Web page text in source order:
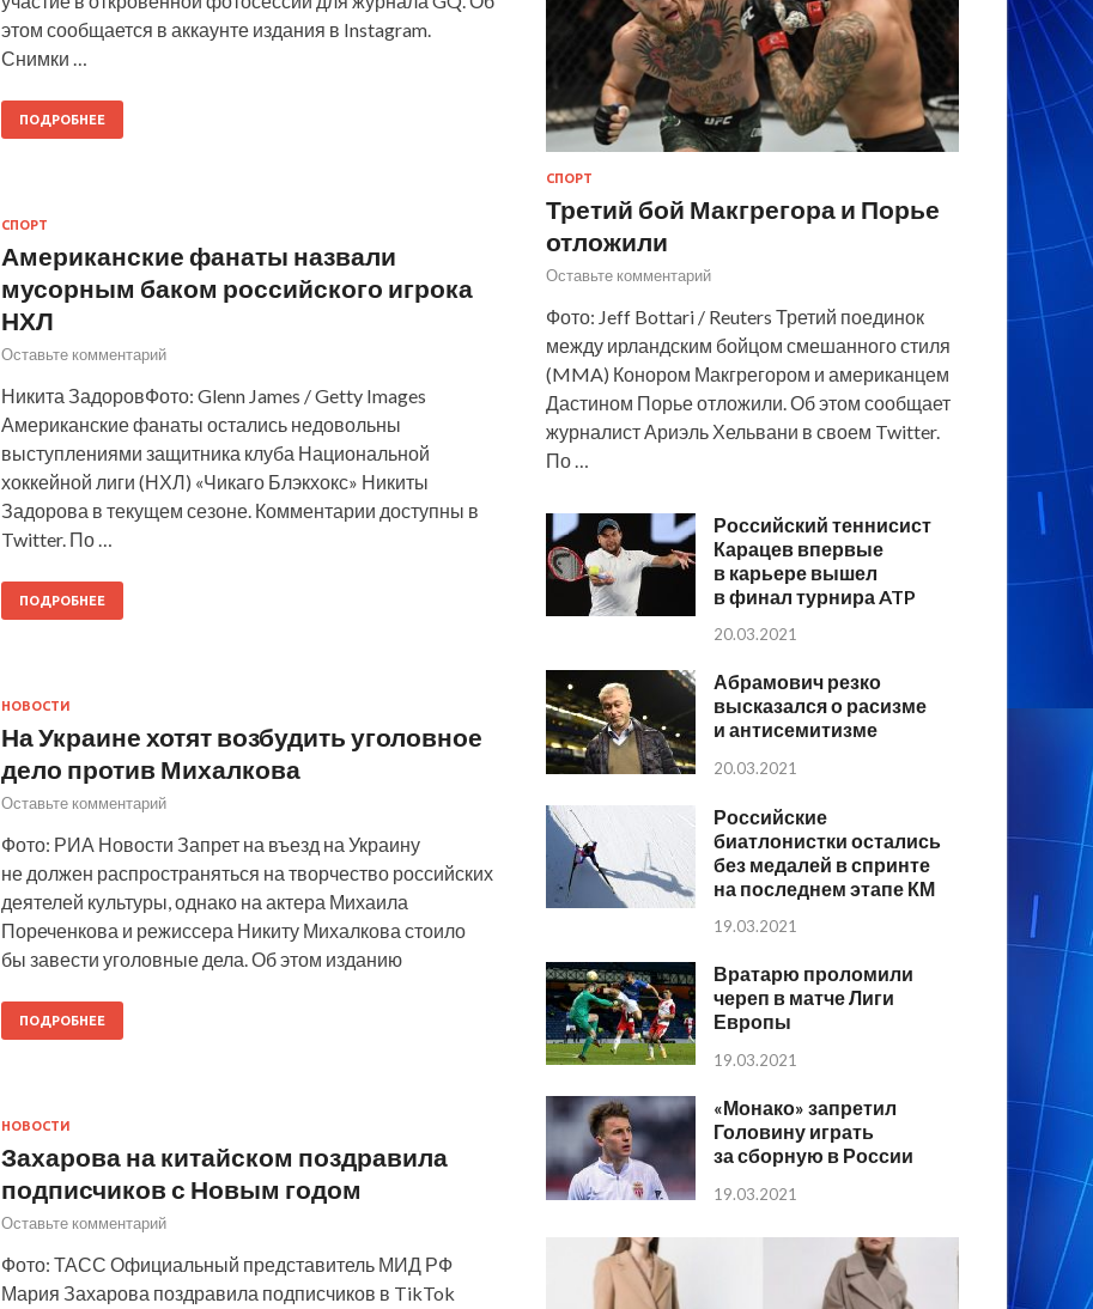
этом сообщается в аккаунте издания в Instagram.
Снимки …
ПОДРОБНЕЕ
СПОРТ
Американские фанаты назвали
мусорным баком российского игрока
НХЛ
Оставьте комментарий
Никита ЗадоровФото: Glenn James / Getty Images
Американские фанаты остались недовольны
выступлениями защитника клуба Национальной
хоккейной лиги (НХЛ) «Чикаго Блэкхокс» Никиты
Задорова в текущем сезоне. Комментарии доступны в
Twitter. По …
ПОДРОБНЕЕ
НОВОСТИ
На Украине хотят возбудить уголовное
дело против Михалкова
Оставьте комментарий
Фото: РИА Новости Запрет на въезд на Украину
не должен распространяться на творчество российских
деятелей культуры, однако на актера Михаила
Пореченкова и режиссера Никиту Михалкова стоило
бы завести уголовные дела. Об этом изданию
ПОДРОБНЕЕ
НОВОСТИ
Захарова на китайском поздравила
подписчиков с Новым годом
Оставьте комментарий
Фото: ТАСС Официальный представитель МИД РФ
Мария Захарова поздравила подписчиков в TikTok
СПОРТ
Третий бой Макгрегора и Порье
отложили
Оставьте комментарий
Фото: Jeff Bottari / Reuters Третий поединок
между ирландским бойцом смешанного стиля
(MMA) Конором Макгрегором и американцем
Дастином Порье отложили. Об этом сообщает
журналист Ариэль Хельвани в своем Twitter.
По …
Российский теннисист
Карацев впервые
в карьере вышел
в финал турнира ATP
20.03.2021
Абрамович резко
высказался о расизме
и антисемитизме
20.03.2021
Российские
биатлонистки остались
без медалей в спринте
на последнем этапе КМ
19.03.2021
Вратарю проломили
череп в матче Лиги
Европы
19.03.2021
«Монако» запретил
Головину играть
за сборную в России
19.03.2021